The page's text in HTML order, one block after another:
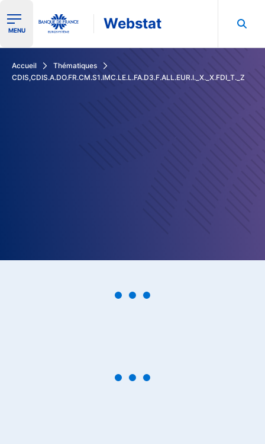
Ouvrir le menu de navigation
MENU Webstat
Accueil
Thématiques
CDIS,CDIS.A.DO.FR.CM.S1.IMC.LE.L.FA.D3.F.ALL.EUR.I._X._X.FDI_T._Z